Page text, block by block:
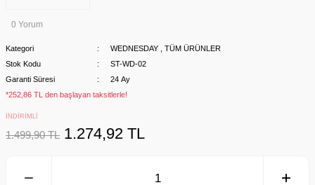
0 Yorum
Kategori WEDNESDAY
TÜM ÜRÜNLER
Stok Kodu
ST-WD-02
Garanti Süresi
24 Ay
*252,86 TL den başlayan taksitlerle!
İNDİRİMLİ
1.499,90 TL 1.274,92 TL